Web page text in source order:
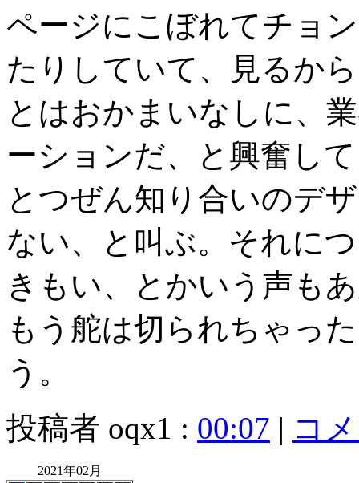
ページにこぼれてチョ
たりしていて、見るか
とはおかまいなしに、
ーションだ、と興奮し
とつぜん知り合いのデ
ない、と叫ぶ。それに
きもい、とかいう声も
もう舵は切られちゃっ
う。
投稿者 oqx1 : 00:07 | コ
2021年02月